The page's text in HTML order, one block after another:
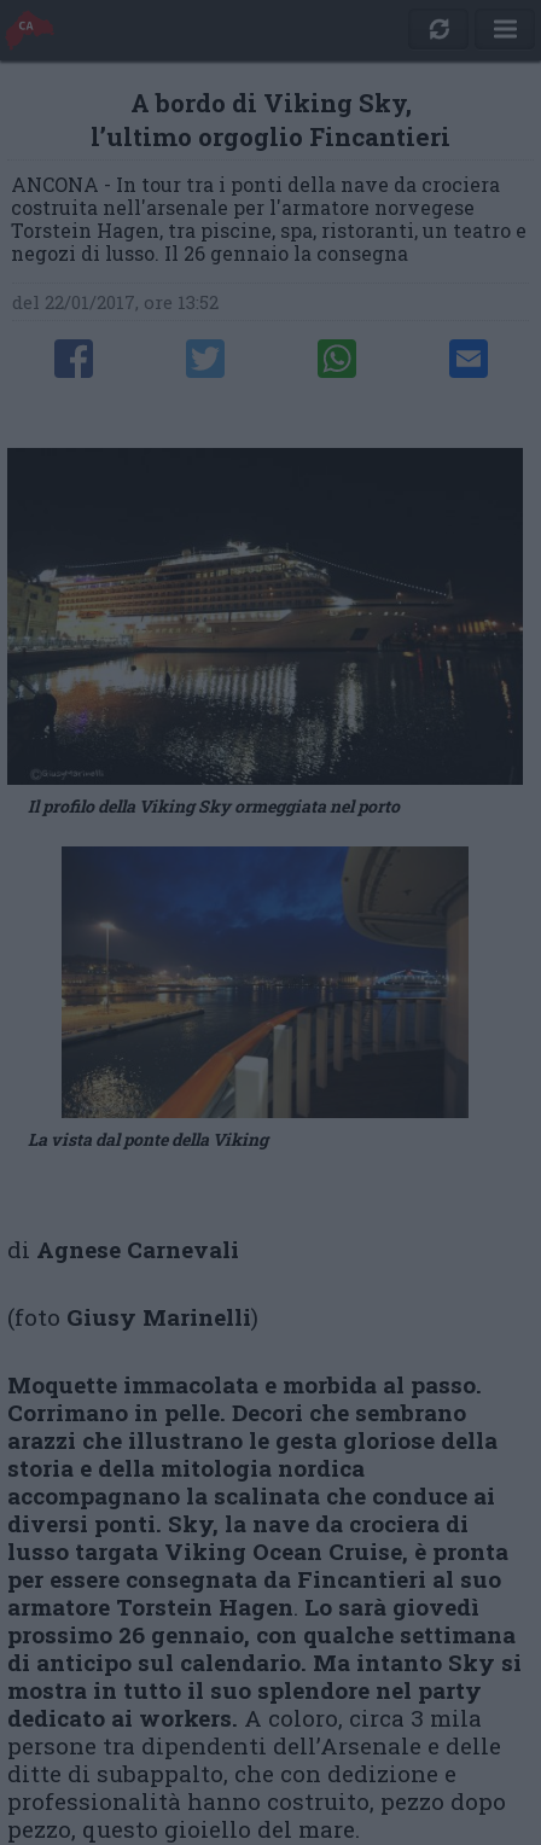
A bordo di Viking Sky,
l’ultimo orgoglio Fincantieri
ANCONA - In tour tra i ponti della nave da crociera
costruita nell'arsenale per l'armatore norvegese
Torstein Hagen, tra piscine, spa, ristoranti, un teatro e
negozi di lusso. Il 26 gennaio la consegna
del 22/01/2017, ore 13:52
Il profilo della Viking Sky ormeggiata nel porto
La vista dal ponte della Viking
di Agnese Carnevali
(foto Giusy Marinelli)
Moquette immacolata e morbida al passo.
Corrimano in pelle. Decori che sembrano
arazzi che illustrano le gesta gloriose della
storia e della mitologia nordica
accompagnano la scalinata che conduce ai
diversi ponti. Sky, la nave da crociera di
lusso targata Viking Ocean Cruise, è pronta
per essere consegnata da Fincantieri al suo
armatore Torstein Hagen. Lo sarà giovedì
prossimo 26 gennaio, con qualche settimana
di anticipo sul calendario. Ma intanto Sky si
mostra in tutto il suo splendore nel party
dedicato ai workers. A coloro, circa 3 mila
persone tra dipendenti dell’Arsenale e delle
ditte di subappalto, che con dedizione e
professionalità hanno costruito, pezzo dopo
pezzo, questo gioiello del mare.